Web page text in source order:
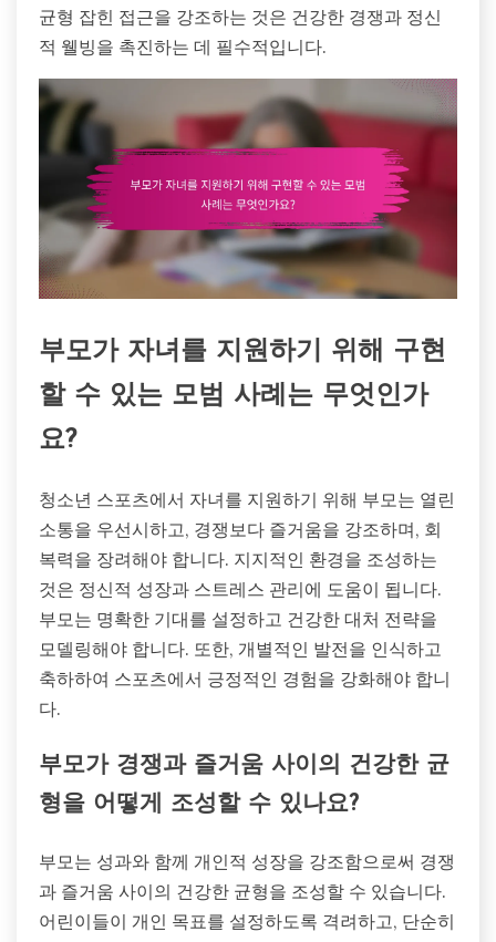
균형 잡힌 접근을 강조하는 것은 건강한 경쟁과 정신
적 웰빙을 촉진하는 데 필수적입니다.
부모가 자녀를 지원하기 위해 구현
할 수 있는 모범 사례는 무엇인가
요?
청소년 스포츠에서 자녀를 지원하기 위해 부모는 열린
소통을 우선시하고, 경쟁보다 즐거움을 강조하며, 회
복력을 장려해야 합니다. 지지적인 환경을 조성하는
것은 정신적 성장과 스트레스 관리에 도움이 됩니다.
부모는 명확한 기대를 설정하고 건강한 대처 전략을
모델링해야 합니다. 또한, 개별적인 발전을 인식하고
축하하여 스포츠에서 긍정적인 경험을 강화해야 합니
다.
부모가 경쟁과 즐거움 사이의 건강한 균
형을 어떻게 조성할 수 있나요?
부모는 성과와 함께 개인적 성장을 강조함으로써 경쟁
과 즐거움 사이의 건강한 균형을 조성할 수 있습니다.
어린이들이 개인 목표를 설정하도록 격려하고, 단순히